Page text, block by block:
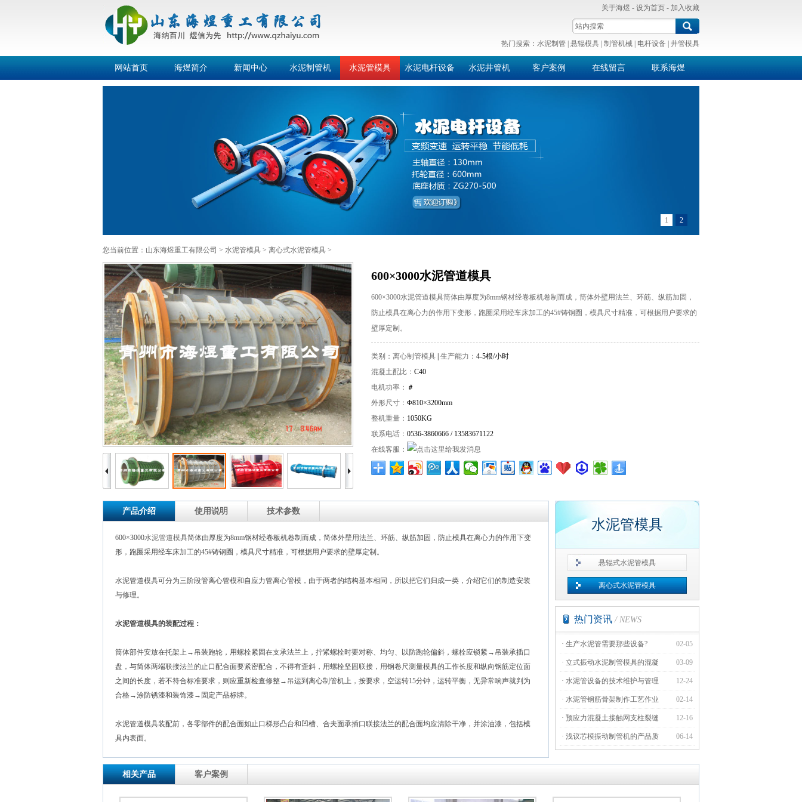
关于海煜 - 设为首页 - 加入收藏
热门搜索： 水泥制管 悬辊模具 制管机械 电杆设备 井管模具
网站首页 海煜简介 新闻中心 水泥制管机 水泥管模具 水泥电杆设备 水泥井管机 客户案例 在线留言 联系海煜
1 2
您当前位置： 山东海煜重工有限公司 > 水泥管模具 > 离心式水泥管模具 >
600×3000水泥管道模具
600×3000水泥管道模具筒体由厚度为8mm钢材经卷板机卷制而成，筒体外壁用法兰、环筋、纵筋加固，
防止模具在离心力的作用下变形，跑圈采用经车床加工的45#铸钢圈，模具尺寸精准，可根据用户要求的
壁厚定制。
类别： 离心制管模具 生产能力： 4-5根/小时
混凝土配比： C40
电机功率： ＃
外形尺寸： Φ810×3200mm
整机重量： 1050KG
联系电话： 0536-3860666 / 13583671122
在线客服：
产品介绍 使用说明 技术参数
600×3000水泥管道模具筒体由厚度为8mm钢材经卷板机卷制而成，筒体外壁用法兰、环筋、纵筋加固，防止模具在离心力的作用下变
形，跑圈采用经车床加工的45#铸钢圈，模具尺寸精准，可根据用户要求的壁厚定制。
水泥管道模具可分为三阶段管离心管模和自应力管离心管模，由于两者的结构基本相同，所以把它们归成一类，介绍它们的制造安装
与修理。
水泥管道模具的装配过程：
筒体部件安放在托架上→吊装跑轮，用螺栓紧固在支承法兰上，拧紧螺栓时要对称、均匀、以防跑轮偏斜，螺栓应锁紧→吊装承插口
盘，与筒体两端联接法兰的止口配合面要紧密配合，不得有歪斜，用螺栓坚固联接，用钢卷尺测量模具的工作长度和纵向钢筋定位面
之间的长度，若不符合标准要求，则应重新检查修整→吊运到离心制管机上，按要求，空运转15分钟，运转平衡，无异常响声就判为
合格→涂防锈漆和装饰漆→固定产品标牌。
水泥管道模具装配前，各零部件的配合面如止口梯形凸台和凹槽、合夫面承插口联接法兰的配合面均应清除干净，并涂油漆，包括模
具内表面。
水泥管模具
悬辊式水泥管模具
离心式水泥管模具
热门资讯 / NEWS
02-05
· 生产水泥管需要那些设备?
03-09
· 立式振动水泥制管模具的混凝
12-24
· 水泥管设备的技术维护与管理
02-14
· 水泥管钢筋骨架制作工艺作业
12-16
· 预应力混凝土接触网支柱裂缝
06-14
· 浅议芯模振动制管机的产品质
相关产品 客户案例